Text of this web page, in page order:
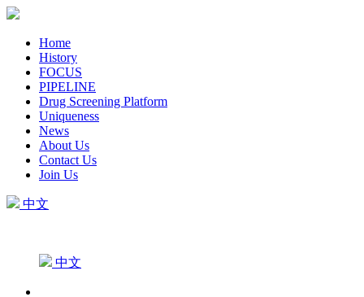
Home
History
FOCUS
PIPELINE
Drug Screening Platform
Uniqueness
News
About Us
Contact Us
Join Us
中文
中文